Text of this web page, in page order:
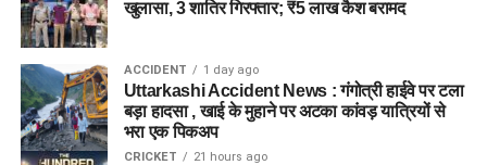
खुलासा, 3 शातिर गिरफ्तार; ₹5 लाख कैश बरामद
ACCIDENT 1 day ago
Uttarkashi Accident News : गंगोत्री हाईवे पर टला
बड़ा हादसा , खाई के मुहाने पर अटका कांवड़ यात्रियों से
भरा एक पिकअप
CRICKET 21 hours ago